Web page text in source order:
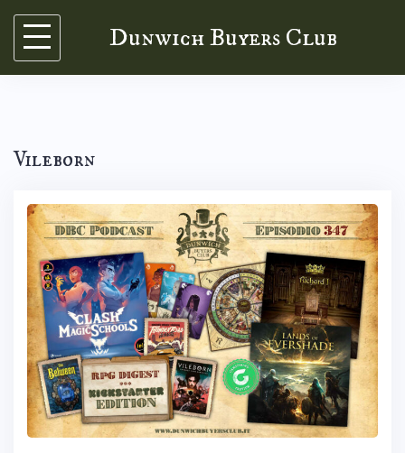
Skip
content
Dunwich Buyers Club
Vileborn